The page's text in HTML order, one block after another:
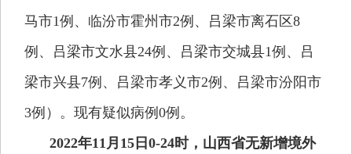
马市1例、临汾市霍州市2例、吕梁市离石区8
例、吕梁市文水县24例、吕梁市交城县1例、吕
梁市兴县7例、吕梁市孝义市2例、吕梁市汾阳市
3例）。现有疑似病例0例。
2022年11月15日0-24时，山西省无新增境外